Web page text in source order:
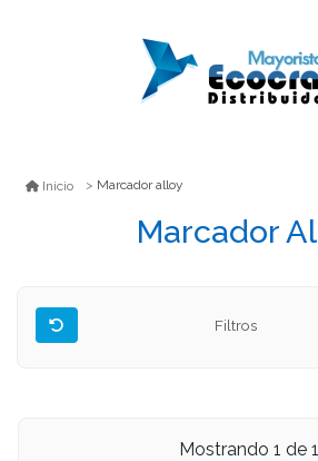
Inicio Marcador alloy
Marcador
Filtros
Mostrando 1 de 1